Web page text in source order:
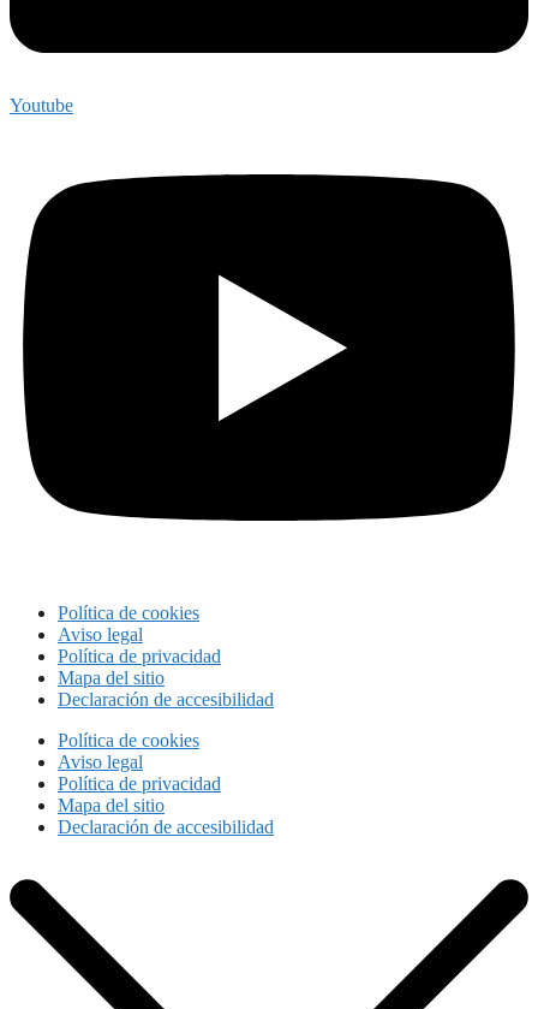
Youtube
Política de cookies
Aviso legal
Política de privacidad
Mapa del sitio
Declaración de accesibilidad
Política de cookies
Aviso legal
Política de privacidad
Mapa del sitio
Declaración de accesibilidad